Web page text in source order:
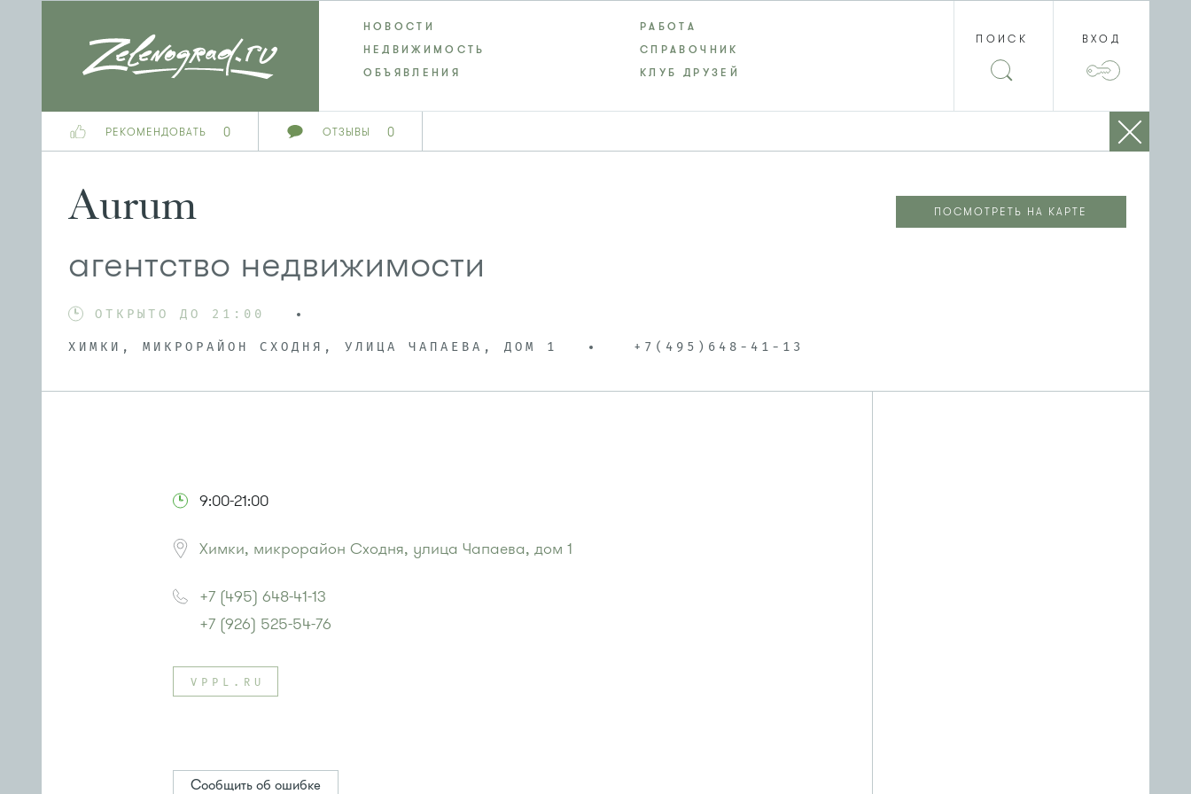
РЕКОМЕНДОВАТЬ 0 ОТЗЫВЫ 0
НОВОСТИ
РАБОТА
НЕДВИЖИМОСТЬ
СПРАВОЧНИК
ОБЪЯВЛЕНИЯ
КЛУБ ДРУЗЕЙ
ПОИСК ВХОД
Aurum
агентство недвижимости
ОТКРЫТО ДО 21:00
ХИМКИ, МИКРОРАЙОН СХОДНЯ, УЛИЦА ЧАПАЕВА, ДОМ 1 +7(495)648-41-13
ПОСМОТРЕТЬ НА КАРТЕ
9:00-21:00
Химки, микрорайон Сходня, улица Чапаева, дом 1
+7 (495) 648-41-13
+7 (926) 525-54-76
VPPL.RU
Сообщить об ошибке